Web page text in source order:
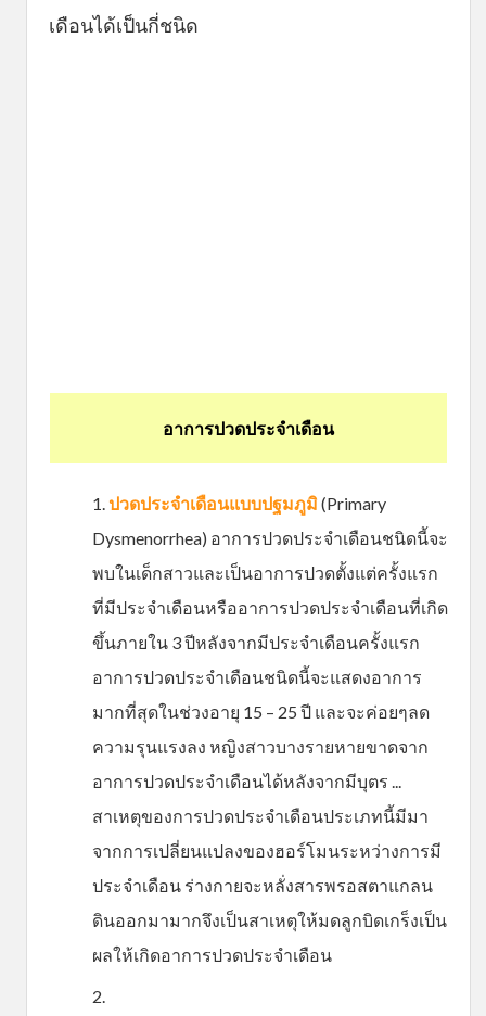
เดือนได้เป็นกี่ชนิด
อาการปวดประจำเดือน
ปวดประจำเดือนแบบปฐมภูมิ(Primary
Dysmenorrhea) อาการปวดประจำเดือนชนิดนี้จะ
พบในเด็กสาวและเป็นอาการปวดตั้งแต่ครั้งแรก
ที่มีประจำเดือนหรืออาการปวดประจำเดือนที่เกิด
ขึ้นภายใน 3 ปีหลังจากมีประจำเดือนครั้งแรก
อาการปวดประจำเดือนชนิดนี้จะแสดงอาการ
มากที่สุดในช่วงอายุ 15 – 25 ปี และจะค่อยๆลด
ความรุนแรงลง หญิงสาวบางรายหายขาดจาก
อาการปวดประจำเดือนได้หลังจากมีบุตร ...
สาเหตุของการปวดประจำเดือนประเภทนี้มีมา
จากการเปลี่ยนแปลงของฮอร์โมนระหว่างการมี
ประจำเดือน ร่างกายจะหลั่งสารพรอสตาแกลน
ดินออกมามากจึงเป็นสาเหตุให้มดลูกบิดเกร็งเป็น
ผลให้เกิดอาการปวดประจำเดือน